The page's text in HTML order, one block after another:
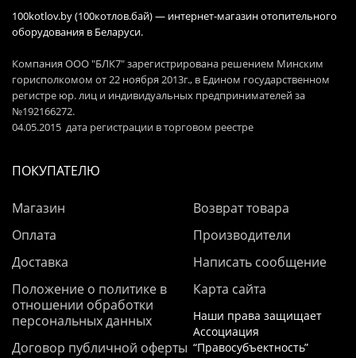
100kotlov.by (100котлов.бай) — интернет-магазин отопительного
оборудования в Беларуси.
Компания ООО "БЛК7" зарегистрирована решением Минским
горисполкомом от 22 ноября 2013г., в Едином государственном
регистре юр. лиц и индивидуальных предпринимателей за
№192166272.
04.05.2015 дата регистрации в торговом реестре
ПОКУПАТЕЛЮ
Магазин
Оплата
Доставка
Положение о политике в
отношении обработки
персональных данных
Договор публичной оферты
Возврат товара
Производители
Написать сообщение
Карта сайта
Наши права защищает
Ассоциация
“Правосубъектность”